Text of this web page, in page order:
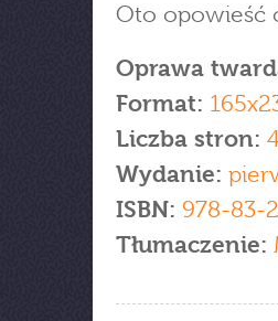
Oto opowieść
Oprawa
Format:
Liczba stron:
Wydanie:
ISBN: 978-83-
Tłumaczenie: